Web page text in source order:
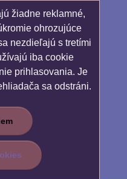
žiadne reklamné,
ohrozujúce
nezdieľajú s tretími
iba cookie
prihlasovania. Je
sa odstráni.